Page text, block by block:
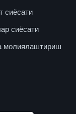
сиёсати
сиёсати
молиялаштириш